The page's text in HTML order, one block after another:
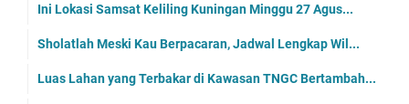
Ini Lokasi Samsat Keliling Kuningan Minggu 27 Agus...
Sholatlah Meski Kau Berpacaran, Jadwal Lengkap Wil...
Luas Lahan yang Terbakar di Kawasan TNGC Bertambah...